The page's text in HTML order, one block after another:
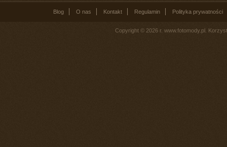
Blog O nas Kontakt Regulamin Polityka prywatności
Copyright © 2026 r. www.fotomody.pl.